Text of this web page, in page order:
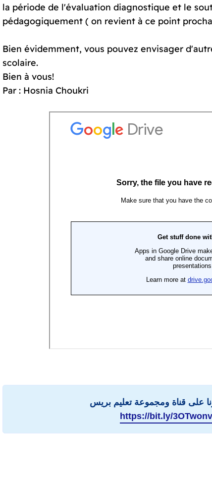
la période de l'évaluation diagnostique et le
pédagogiquement ( on revient à ce point
Bien évidemment, vous pouvez envisager
scolaire.
Bien à vous!
Par : Hosnia Choukri
على قناة ومجموعة تعليم بريس
https://bit.ly/3OTwonv